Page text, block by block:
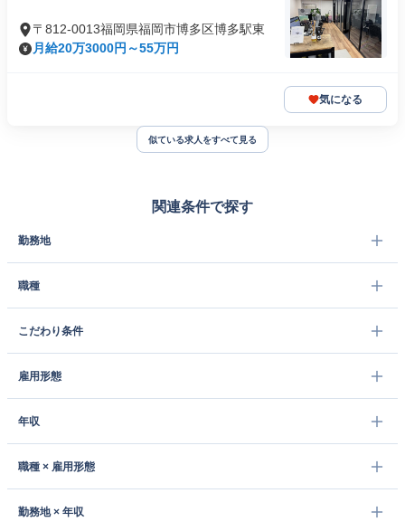
〒812-0013福岡県福岡市博多区博多駅東
月給20万3000円～55万円
気になる
似ている求人をすべて見る
関連条件で探す
勤務地
職種
こだわり条件
雇用形態
年収
職種 × 雇用形態
勤務地 × 年収